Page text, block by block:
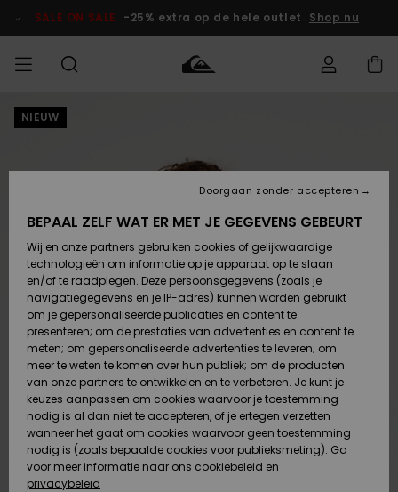
Productinformatie
SALE ON SALE -25% extra op de hele outlet Shop nu
HEREN
Accessoires
Schoenen &
Slippers
Surf /
Water
Snow
Nieuw
JONGENS
Accessoires
Schoenen &
Slippers
Surf /
Water
Sneeuw
Nieuw
DAMES
Highlights
Snow
SURF
Surf Shop
Highlights
Community
SNOW
Snow Shop
Dames
Snow Shop
Highlights
Gemeenschap
SALE ON
SALE
Kinderen
VROUW
OUTLET
Regio- En
Taalinstellingen
Nederlands
Retouren
Betaling
Giftcard
Quiksilver
Freedom
Gegevensbescherming
NIEUW
BEPAAL ZELF WAT ER MET JE GEGEVENS GEBEURT
Wij en onze partners gebruiken cookies of gelijkwaardige
technologieën om informatie op je apparaat op te slaan
en/of te raadplegen. Deze persoonsgegevens (zoals je
navigatiegegevens en je IP-adres) kunnen worden gebruikt
om je gepersonaliseerde publicaties en content te
presenteren; om de prestaties van advertenties en content te
meten; om gepersonaliseerde advertenties te leveren; om
meer te weten te komen over hun publiek; om de producten
van onze partners te ontwikkelen en te verbeteren. Je kunt je
keuzes aanpassen om cookies waarvoor je toestemming
nodig is al dan niet te accepteren, of je ertegen verzetten
wanneer het gaat om cookies waarvoor geen toestemming
nodig is (zoals bepaalde cookies voor publieksmeting). Ga
voor meer informatie naar ons cookiebeleid en
privacybeleid
Doorgaan zonder accepteren